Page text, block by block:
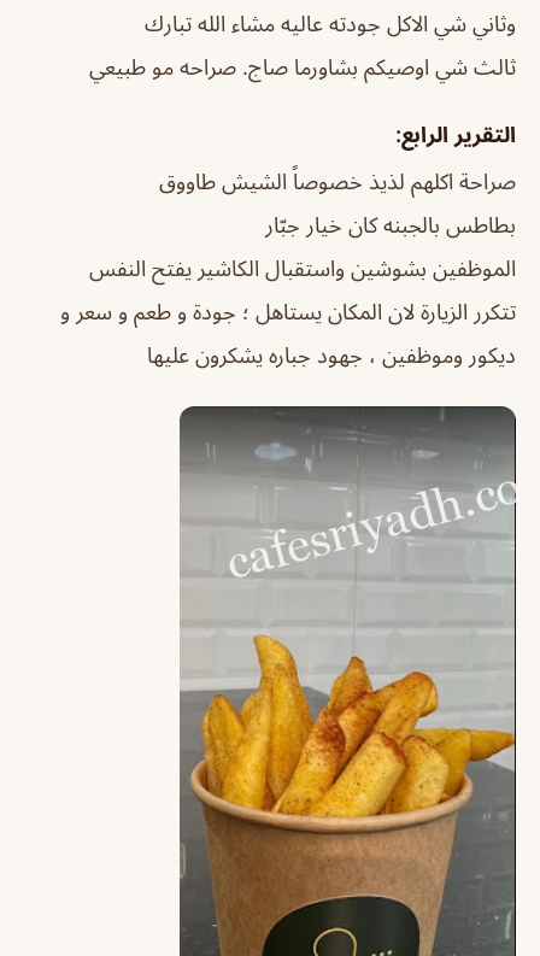
وثاني شي الاكل جودته عاليه مشاء الله تبارك
ثالث شي اوصيكم بشاورما صاج. صراحه مو طبيعي
التقرير الرابع:
صراحة اكلهم لذيذ خصوصاً الشيش طاووق
بطاطس بالجبنه كان خيار جبّار
الموظفين بشوشين واستقبال الكاشير يفتح النفس
تتكرر الزيارة لان المكان يستاهل ؛ جودة و طعم و سعر و
ديكور وموظفين ، جهود جباره يشكرون عليها